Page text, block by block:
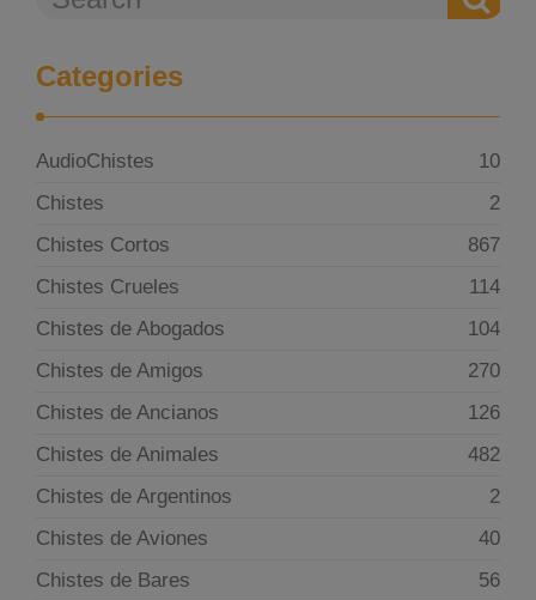
Categories
AudioChistes
10
Chistes
2
Chistes Cortos
867
Chistes Crueles
114
Chistes de Abogados
104
Chistes de Amigos
270
Chistes de Ancianos
126
Chistes de Animales
482
Chistes de Argentinos
2
Chistes de Aviones
40
Chistes de Bares
56